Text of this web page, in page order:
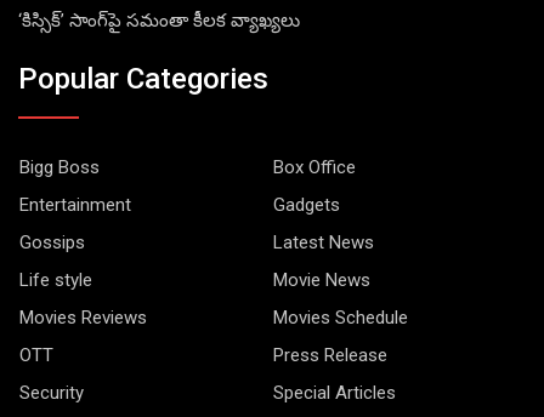
‘కిస్సిక్’ సాంగ్‌పై సమంతా కీలక వ్యాఖ్యలు
Popular Categories
Bigg Boss
Box Office
Entertainment
Gadgets
Gossips
Latest News
Life style
Movie News
Movies Reviews
Movies Schedule
OTT
Press Release
Security
Special Articles